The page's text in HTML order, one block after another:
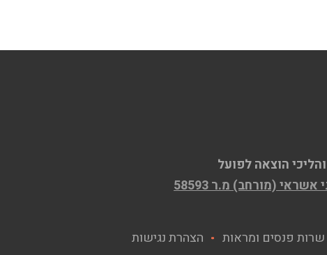
הוצאה לפועל
פנסים ומראות
הצהרת נגישות